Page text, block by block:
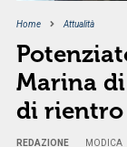
Home Attualità
Marina
di rientro
REDAZIONE MODICA